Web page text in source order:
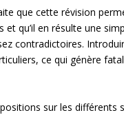
que cette révision
et qu’il en résulte une
contradictoires.
ce qui génère
sur les